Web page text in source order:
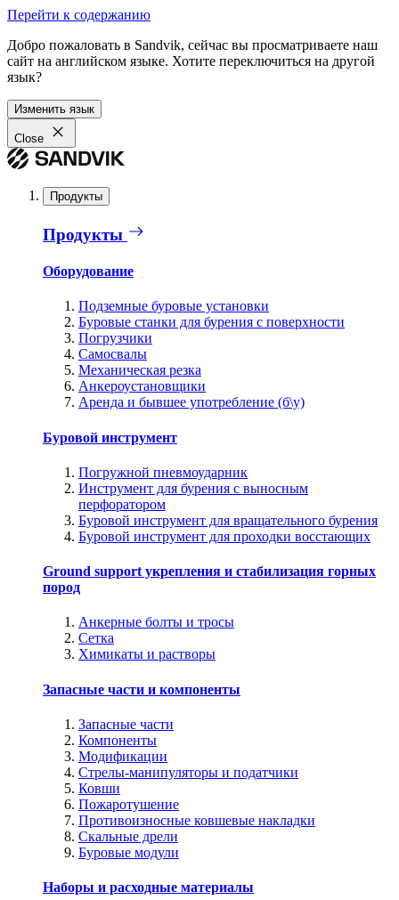
Перейти к содержанию
Добро пожаловать в Sandvik, сейчас вы просматриваете наш
сайт на английском языке. Хотите переключиться на другой
язык?
Изменить язык
Close
Продукты
Продукты
Оборудование
Подземные буровые установки
Буровые станки для бурения с поверхности
Погрузчики
Самосвалы
Механическая резка
Анкероустановщики
Аренда и бывшее употребление (б\у)
Буровой инструмент
Погружной пневмоударник
Инструмент для бурения с выносным
перфоратором
Буровой инструмент для вращательного бурения
Буровой инструмент для проходки восстающих
Ground support укрепления и стабилизация горных
пород
Анкерные болты и тросы
Сетка
Химикаты и растворы
Запасные части и компоненты
Запасные части
Компоненты
Модификации
Стрелы-манипуляторы и податчики
Ковши
Пожаротушение
Противоизносные ковшевые накладки
Скальные дрели
Буровые модули
Наборы и расходные материалы